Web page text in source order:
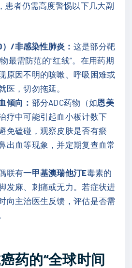
患者仍需高度警惕以下几大副
/非感染性肺炎： 这是部分靶
最需防范的“红线”。在用药期
原因不明的咳嗽、呼吸困难或
医，切勿拖延。
倾向： 部分ADC药物（如恩美
疗中可能引起血小板计数下
免磕碰，观察皮肤是否有瘀
出血等现象，并定期复查血常
联有一甲基澳瑞他汀E毒素的
发麻、刺痛或无力。若症状进
向主治医生反馈，评估是否需
药的“全球时间